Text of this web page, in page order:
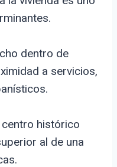
dentro de
a servicios,
histórico
al de una